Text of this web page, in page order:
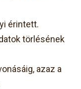
érintett.
törlésének
azaz a